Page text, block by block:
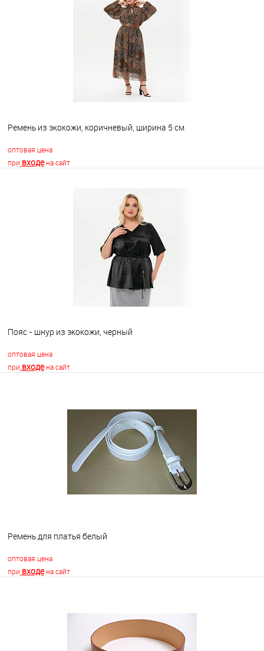
Ремень из экокожи, коричневый, ширина 5 см
оптовая цена
при входена сайт
В корзину
Пояс - шнур из экокожи, черный
оптовая цена
при входена сайт
Недоступно
Ремень для платья белый
оптовая цена
при входена сайт
В наличии